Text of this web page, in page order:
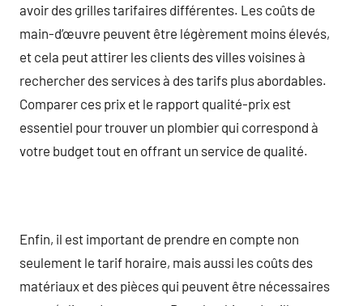
avoir des grilles tarifaires différentes. Les coûts de
main-d’œuvre peuvent être légèrement moins élevés,
et cela peut attirer les clients des villes voisines à
rechercher des services à des tarifs plus abordables.
Comparer ces prix et le rapport qualité-prix est
essentiel pour trouver un plombier qui correspond à
votre budget tout en offrant un service de qualité.
Enfin, il est important de prendre en compte non
seulement le tarif horaire, mais aussi les coûts des
matériaux et des pièces qui peuvent être nécessaires